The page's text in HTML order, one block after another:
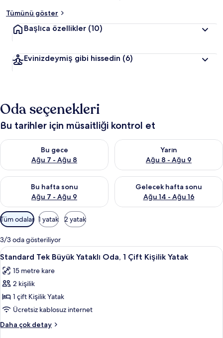
Tümünü göster
Başlıca özellikler (10)
Evinizdeymiş gibi hissedin (6)
Oda seçenekleri
Bu tarihler için müsaitliği kontrol et
Bu gece
Ağu 7 - Ağu 8
Bu gece için müsaitliği kontrol et Ağu 7 - Ağu 8
Yarın
Ağu 8 - Ağu 9
Yarın için müsaitliği kontrol
Bu hafta sonu
Ağu 7 - Ağu 9
Bu hafta sonu için müsaitliği kontrol et Ağu 7 - Ağu 9
Gelecek hafta sonu
Ağu 14 - Ağu 16
Önümüzdeki hafta sonu için
Odalar
için
mevcut
filtreler
Tüm odalar 1 yatak 2 yatak
3/3 oda gösteriliyor
Standard
Tek
Büyük
Yataklı
Oda,
1
Çift
Kişilik
Standard Tek Büyük Yataklı Oda, 1
11
Standard Tek Büyük Yataklı Oda, 1 Çift Kişilik Yatak
15 metre kare
2 kişilik
1 çift Kişilik Yatak
Ücretsiz kablosuz internet
Daha çok detay
Standard